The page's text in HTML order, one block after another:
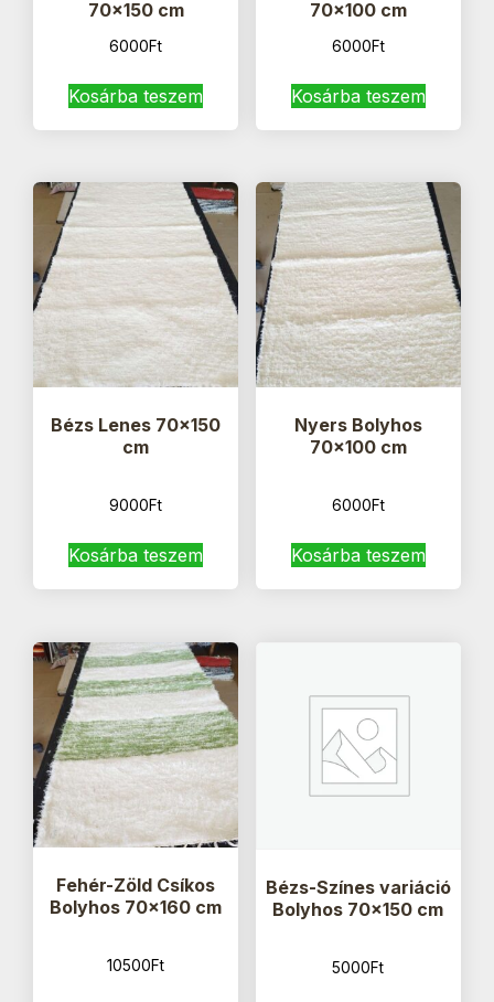
70×150 cm
6000Ft
Kosárba teszem
70×100 cm
6000Ft
Kosárba teszem
Bézs Lenes 70×150
cm
9000Ft
Kosárba teszem
Nyers Bolyhos
70×100 cm
6000Ft
Kosárba teszem
Fehér-Zöld Csíkos
Bolyhos 70×160 cm
10500Ft
Bézs-Színes variáció
Bolyhos 70×150 cm
5000Ft